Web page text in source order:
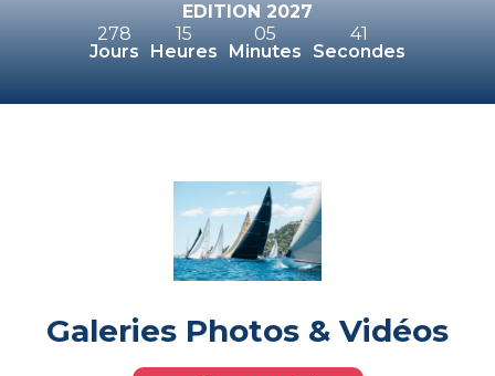
EDITION 2027
278
Jours
15
Heures
05
Minutes
41
Secondes
Galeries Photos & Vidéos